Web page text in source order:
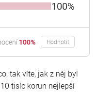
100%
100% Hodnotit
tak víte, jak z něj byl
tisíc korun nejlepší